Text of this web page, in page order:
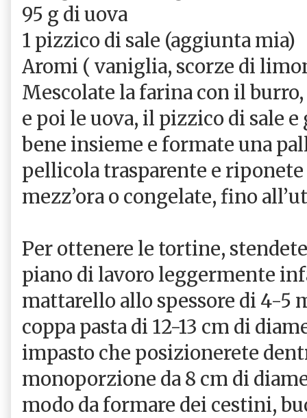
95 g di uova
1 pizzico di sale (aggiunta mia)
Aromi ( vaniglia, scorze di
Mescolate la farina con il
e poi le uova, il pizzico di sale
bene insieme e formate una
pellicola trasparente e
mezz’ora o congelate, fino
Per ottenere le tortine,
piano di lavoro leggermente
mattarello allo spessore di 4-5
coppa pasta di 12-13 cm di
impasto che posizionerete
monoporzione da 8 cm di
modo da formare dei cestini,